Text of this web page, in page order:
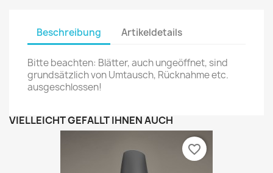
Beschreibung Artikeldetails
Bitte beachten: Blätter, auch ungeöffnet, sind
grundsätzlich von Umtausch, Rücknahme etc.
ausgeschlossen!
VIELLEICHT GEFÄLLT IHNEN AUCH
favorite_border